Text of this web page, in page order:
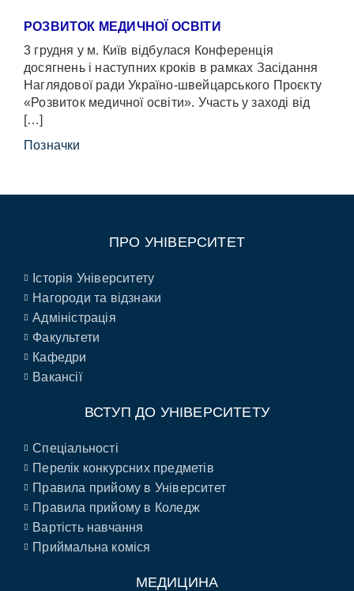
РОЗВИТОК МЕДИЧНОЇ ОСВІТИ
3 грудня у м. Київ відбулася Конференція
досягнень і наступних кроків в рамках Засідання
Наглядової ради Україно-швейцарського Проєкту
«Розвиток медичної освіти». Участь у заході від
[…]
Позначки
ПРО УНІВЕРСИТЕТ
Історія Університету
Нагороди та відзнаки
Адміністрація
Факультети
Кафедри
Вакансії
ВСТУП ДО УНІВЕРСИТЕТУ
Спеціальності
Перелік конкурсних предметів
Правила прийому в Університет
Правила прийому в Коледж
Вартість навчання
Приймальна коміся
МЕДИЦИНА